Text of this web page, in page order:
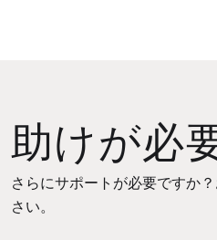
助けが必
さらにサポートが必要ですか
さい。